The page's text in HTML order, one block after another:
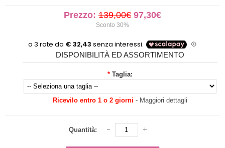
Prezzo: 139,00€ 97,30€
Sconto 30%
DISPONIBILITÀ ED ASSORTIMENTO
* Taglia:
Ricevilo entro 1 o 2 giorni - Maggiori dettagli
Quantità: